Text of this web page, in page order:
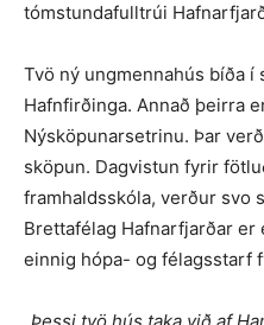
tómstundafulltrúi
Tvö ný ungmennahús bíða
Hafnfirðinga. Annað þeirra
Nýsköpunarsetrinu. Þar
sköpun. Dagvistun fyrir
framhaldsskóla, verður svo
Brettafélag Hafnarfjarðar
einnig hópa- og félagsstarf